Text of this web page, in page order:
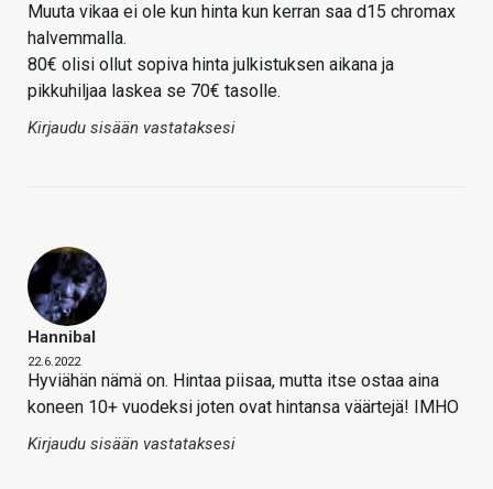
Muuta vikaa ei ole kun hinta kun kerran saa d15 chromax
halvemmalla.
80€ olisi ollut sopiva hinta julkistuksen aikana ja
pikkuhiljaa laskea se 70€ tasolle.
Kirjaudu sisään vastataksesi
Hannibal
22.6.2022
Hyviähän nämä on. Hintaa piisaa, mutta itse ostaa aina
koneen 10+ vuodeksi joten ovat hintansa väärtejä! IMHO
Kirjaudu sisään vastataksesi